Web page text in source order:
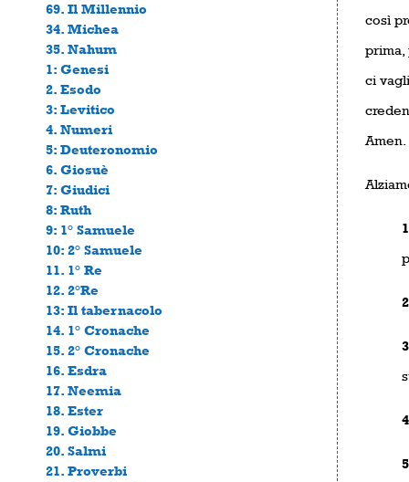
69. Il Millennio
34. Michea
35. Nahum
1: Genesi
2. Esodo
3: Levitico
4. Numeri
5: Deuteronomio
6. Giosuè
7: Giudici
8: Ruth
9: 1° Samuele
10: 2° Samuele
11. 1° Re
12. 2°Re
13: Il tabernacolo
14. 1° Cronache
15. 2° Cronache
16. Esdra
17. Neemia
18. Ester
19. Giobbe
20. Salmi
21. Proverbi
così
prima,
ci
Amen.
1
2
3
4
5